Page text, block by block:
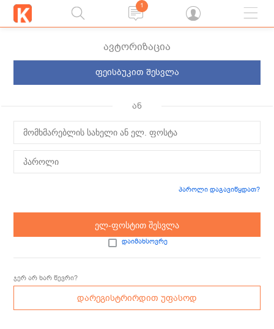
1
ავტორიზაცია
ფეისბუკით შესვლა
ან
პაროლი დაგავიწყდათ?
ელ-ფოსტით შესვლა
დაიმახსოვრე
ჯერ არ ხარ წევრი?
დარეგისტრირდით უფასოდ